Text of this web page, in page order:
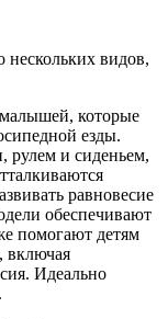
нескольких видов,
которые
езды.
рулем и сиденьем,
равновесие
обеспечивают
помогают детям
включая
Идеально